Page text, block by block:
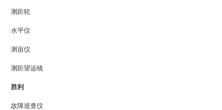
测距轮
水平仪
测亩仪
测距望远镜
胜利
故障巡查仪